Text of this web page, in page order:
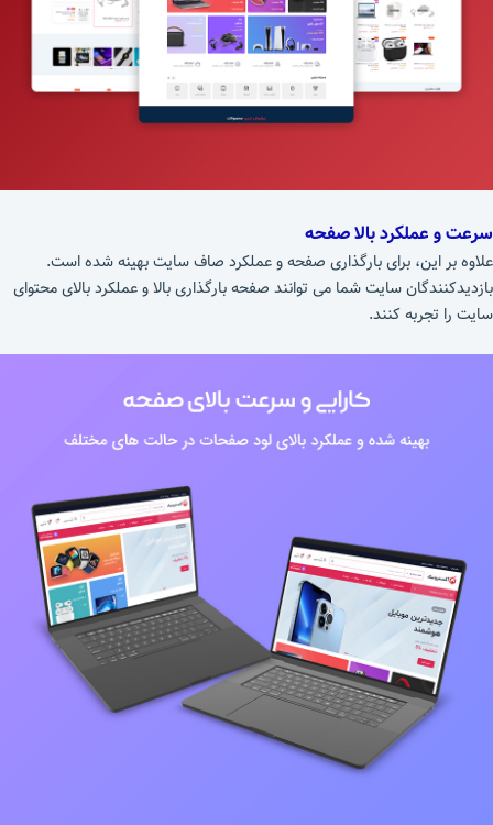
سرعت و عملکرد بالا صفحه
علاوه بر این، برای بارگذاری صفحه و عملکرد صاف سایت بهینه شده است.
بازدیدکنندگان سایت شما می توانند صفحه بارگذاری بالا و عملکرد بالای محتوای
سایت را تجربه کنند.